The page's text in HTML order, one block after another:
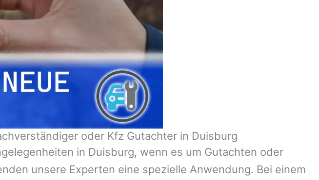
oder Kfz Gutachter in Duisburg
in Duisburg, wenn es um Gutachten oder
unsere Experten eine spezielle Anwendung. Bei einem